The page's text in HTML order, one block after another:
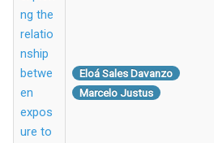
ng the
relatio
nship
betwe
en
expos
ure to
Eloá Sales Davanzo
Marcelo Justus